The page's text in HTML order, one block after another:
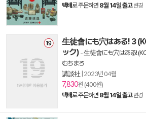
택배로 주문하면 8월 14일 출고 변경
生徒會にも穴はある! 3
ック) -生徒會にも穴はある!
むちまろ
講談社 2023년 04월
7,830원 (400원)
택배로 주문하면 8월 14일 출고 변경